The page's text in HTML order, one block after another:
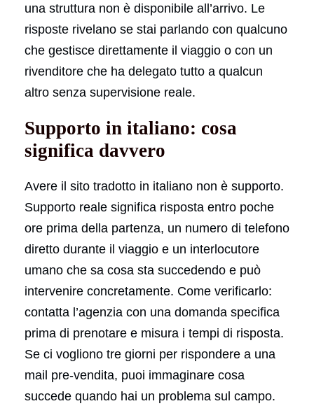
una struttura non è disponibile all’arrivo. Le
risposte rivelano se stai parlando con qualcuno
che gestisce direttamente il viaggio o con un
rivenditore che ha delegato tutto a qualcun
altro senza supervisione reale.
Supporto in italiano: cosa
significa davvero
Avere il sito tradotto in italiano non è supporto.
Supporto reale significa risposta entro poche
ore prima della partenza, un numero di telefono
diretto durante il viaggio e un interlocutore
umano che sa cosa sta succedendo e può
intervenire concretamente. Come verificarlo:
contatta l’agenzia con una domanda specifica
prima di prenotare e misura i tempi di risposta.
Se ci vogliono tre giorni per rispondere a una
mail pre-vendita, puoi immaginare cosa
succede quando hai un problema sul campo.